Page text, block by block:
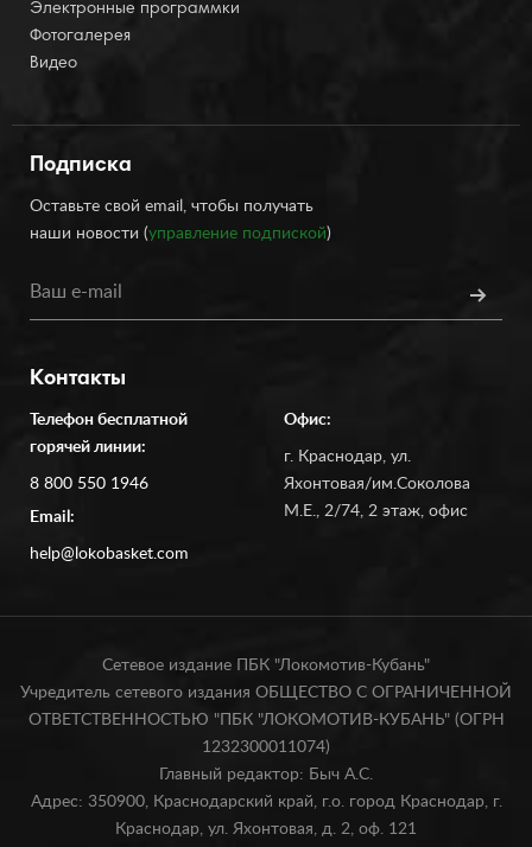
Электронные программки
Фотогалерея
Видео
Подписка
Оставьте свой email, чтобы получать
наши новости (управление подпиской)
Контакты
Телефон бесплатной
горячей линии:
8 800 550 1946
Email:
help@lokobasket.com
Офис:
г. Краснодар, ул.
Яхонтовая/им.Соколова
М.Е., 2/74, 2 этаж, офис
Сетевое издание ПБК "Локомотив-Кубань"
Учредитель сетевого издания ОБЩЕСТВО С ОГРАНИЧЕННОЙ
ОТВЕТСТВЕННОСТЬЮ "ПБК "ЛОКОМОТИВ-КУБАНЬ" (ОГРН
1232300011074)
Главный редактор: Быч А.С.
Адрес: 350900, Краснодарский край, г.о. город Краснодар, г.
Краснодар, ул. Яхонтовая, д. 2, оф. 121